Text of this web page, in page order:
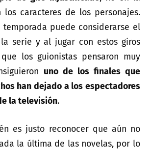
los caracteres de los personajes.
puede considerarse el
serie y al jugar con estos giros
los guionistas pensaron muy
uno de los finales que
han dejado a los espectadores
la televisión.
es justo reconocer que aún no
la última de las novelas, por lo